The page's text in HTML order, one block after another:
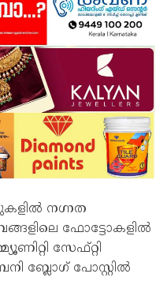
നഗ്നത
ഫോട്ടോകളിൽ
സേഫ്റ്റി
ബ്ലോ​ഗ് പോസ്റ്റിൽ